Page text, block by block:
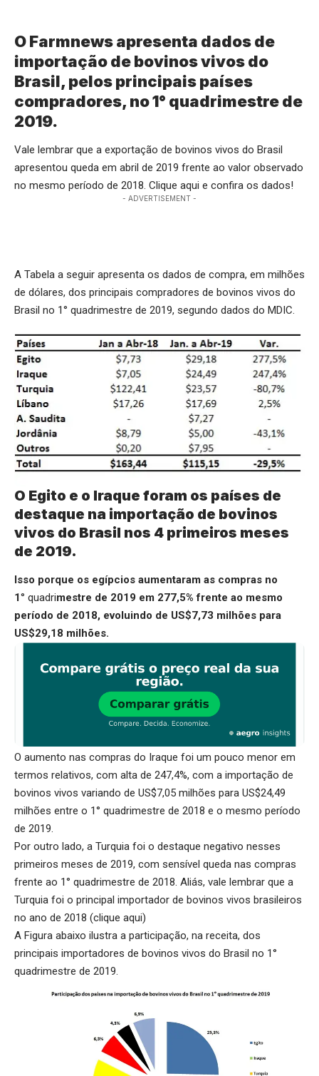
O Farmnews apresenta dados de
importação de bovinos vivos do
Brasil, pelos principais países
compradores, no 1° quadrimestre de
2019.
Vale lembrar que a exportação de bovinos vivos do Brasil
apresentou queda em abril de 2019 frente ao valor observado
no mesmo período de 2018. Clique aqui e confira os dados!
- ADVERTISEMENT -
A Tabela a seguir apresenta os dados de compra, em milhões
de dólares, dos principais compradores de bovinos vivos do
Brasil no 1° quadrimestre de 2019, segundo dados do MDIC.
O Egito e o Iraque foram os países de
destaque na importação de bovinos
vivos do Brasil nos 4 primeiros meses
de 2019.
Isso porque os egípcios aumentaram as compras no
1° quadrimestre de 2019 em 277,5% frente ao mesmo
período de 2018, evoluindo de US$7,73 milhões para
US$29,18 milhões.
O aumento nas compras do Iraque foi um pouco menor em
termos relativos, com alta de 247,4%, com a importação de
bovinos vivos variando de US$7,05 milhões para US$24,49
milhões entre o 1° quadrimestre de 2018 e o mesmo período
de 2019.
Por outro lado, a Turquia foi o destaque negativo nesses
primeiros meses de 2019, com sensível queda nas compras
frente ao 1° quadrimestre de 2018. Aliás, vale lembrar que a
Turquia foi o principal importador de bovinos vivos brasileiros
no ano de 2018 (clique aqui)
A Figura abaixo ilustra a participação, na receita, dos
principais importadores de bovinos vivos do Brasil no 1°
quadrimestre de 2019.